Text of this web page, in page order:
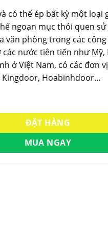
có thể ép bất kỳ một loại
ngoạn mục thói quen
văn phòng trong các
nước tiên tiến như Mỹ,
ở Việt Nam, có các đơn
Kingdoor, Hoabinhdoor…
KD.M1GL5 số lượng
ĐẶT HÀNG
MUA NGAY